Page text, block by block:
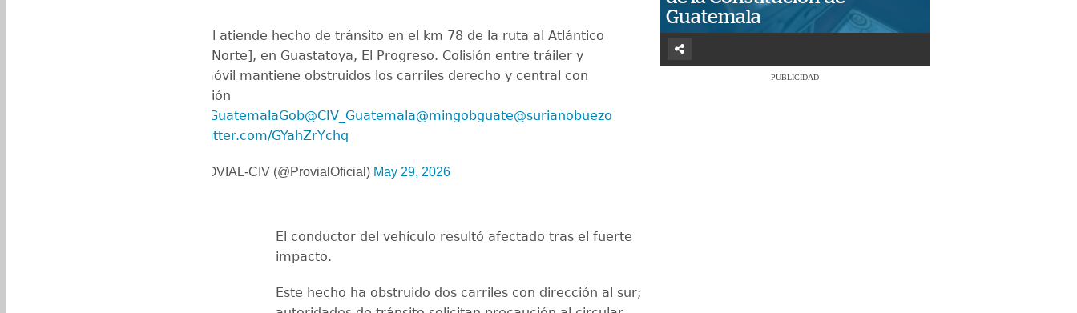
Provial atiende hecho de tránsito en el km 78 de la ruta al Atlántico
[CA-9 Norte], en Guastatoya, El Progreso. Colisión entre tráiler y
automóvil mantiene obstruidos los carriles derecho y central con
dirección
@GuatemalaGob@CIV_Guatemala@mingobguate@surianobuezo
pic.twitter.com/GYahZrYchq
— PROVIAL-CIV (@ProvialOficial) May 29, 2026
El conductor del vehículo resultó afectado tras el fuerte
impacto.
Este hecho ha obstruido dos carriles con dirección al sur;
Guatemala
PUBLICIDAD